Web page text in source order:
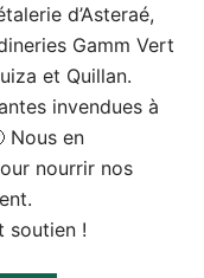
d’Asteraé,
Gamm Vert
et Quillan.
invendues à
Nous en
nourrir nos
soutien !